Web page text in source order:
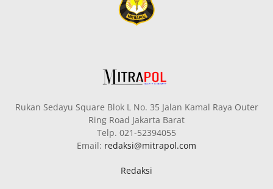
Rukan Sedayu Square Blok L No. 35 Jalan Kamal Raya Outer
Ring Road Jakarta Barat
Telp. 021-52394055
Email: redaksi@mitrapol.com
Redaksi